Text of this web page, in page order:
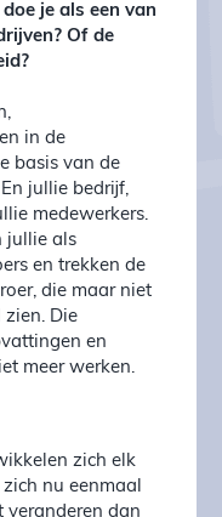
je als een van
Of de
in de
basis van de
jullie bedrijf,
medewerkers.
jullie als
en trekken de
die maar niet
Die
en
meer werken.
zich elk
nu eenmaal
veranderen dan